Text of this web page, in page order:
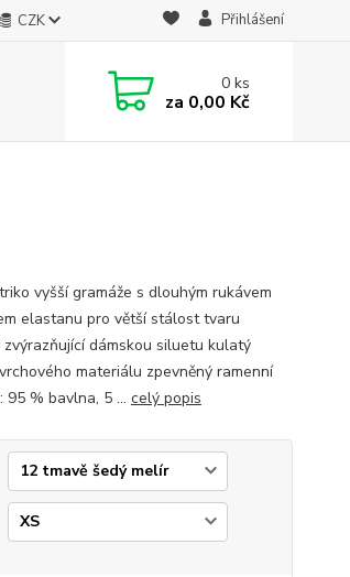
CZK Přihlášení
0ks
za 0,00 Kč
vyšší gramáže s dlouhým rukávem
elastanu pro větší stálost tvaru
dámskou siluetu kulatý
materiálu zpevněný ramenní
% bavlna, 5 ... celý popis